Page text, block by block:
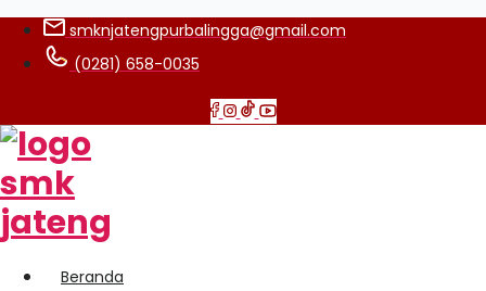
smknjatengpurbalingga@gmail.com
(0281) 658-0035
Beranda